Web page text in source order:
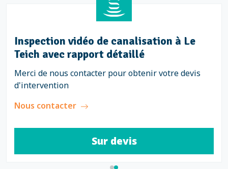
Inspection vidéo de canalisation à Le
Teich avec rapport détaillé
Merci de nous contacter pour obtenir votre devis
d'intervention
Nous contacter
Sur devis